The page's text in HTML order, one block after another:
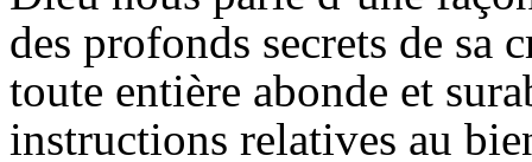
des profonds secrets de sa
toute entière abonde et
instructions relatives au